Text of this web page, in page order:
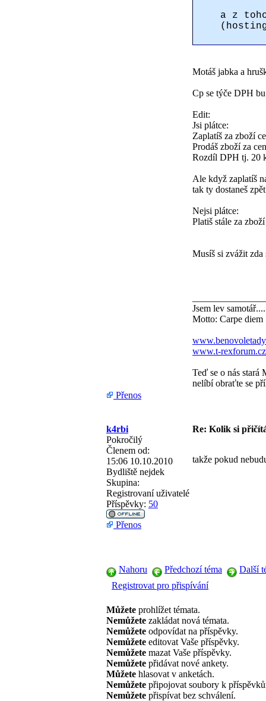
a z
Motáš jabka a
Cp se týče DPH
Edit:
Jsi plátce:
Zaplatíš za zboží
Prodáš zboží za
Rozdíl DPH tj. 20
Ale když zaplatíš
tak ty dostaneš
Nejsi plátce:
Platiš stále za
Musíš si zvážit
Jsem lev
Motto: Carpe diem
www.t-rexforum.cz
Teď se o nás stará
nelíbí obraťte se
Přenos
k4rbi
Re: Kolik si
Pokročilý
Členem od:
15:06 10.10.2010
Bydliště nejdek
Skupina:
Registrovaní uživatelé
Příspěvky: 50
takže pokud
Přenos
Nahoru Předchozí téma
Další
Registrovat pro přispívání
Můžete prohlížet témata.
Nemůžete zakládat nová témata.
Nemůžete odpovídat na příspěvky.
Nemůžete editovat Vaše příspěvky.
Nemůžete mazat Vaše příspěvky.
Nemůžete přidávat nové ankety.
Můžete hlasovat v anketách.
Nemůžete připojovat soubory k
Nemůžete přispívat bez schválení.